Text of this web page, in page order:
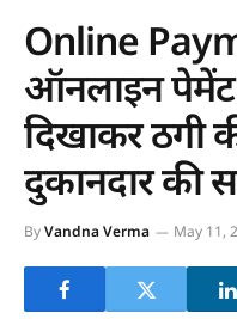
Online
ऑनलाइन पेमेंट
दिखाकर ठगी
दुकानदार की
ByVandna Verma May 11,